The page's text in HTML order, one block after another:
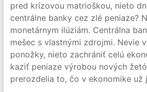
pred krízovou matrioškou, nieto
centrálne banky cez zlé peniaze?
monetárnym ilúziám. Centrálna
mešec s vlastnými zdrojmi. Nevie
ponožky, nieto zachrániť celú
kaziť peniaze výrobou nových
prerozdelia to, čo v ekonomike už